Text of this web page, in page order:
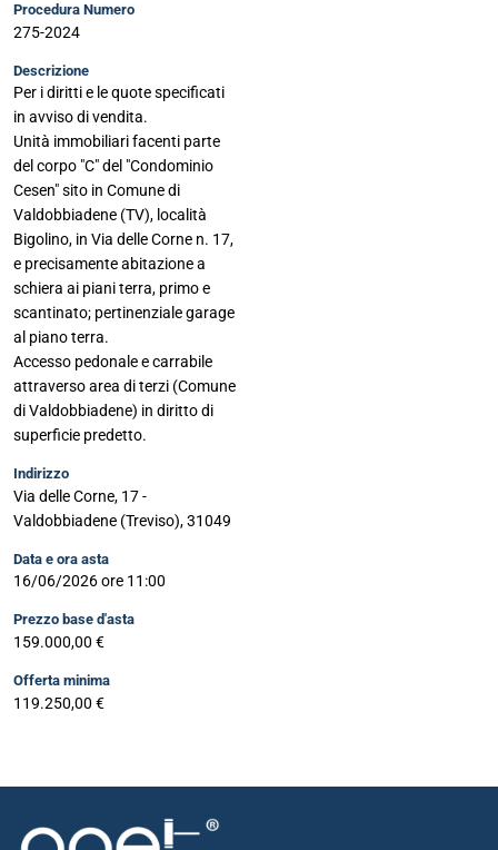
Procedura Numero
275-2024
Descrizione
Per i diritti e le quote specificati
in avviso di vendita.
Unità immobiliari facenti parte
del corpo "C" del "Condominio
Cesen" sito in Comune di
Valdobbiadene (TV), località
Bigolino, in Via delle Corne n. 17,
e precisamente abitazione a
schiera ai piani terra, primo e
scantinato; pertinenziale garage
al piano terra.
Accesso pedonale e carrabile
attraverso area di terzi (Comune
di Valdobbiadene) in diritto di
superficie predetto.
Indirizzo
Via delle Corne, 17 -
Valdobbiadene (Treviso), 31049
Data e ora asta
16/06/2026 ore 11:00
Prezzo base d'asta
159.000,00 €
Offerta minima
119.250,00 €